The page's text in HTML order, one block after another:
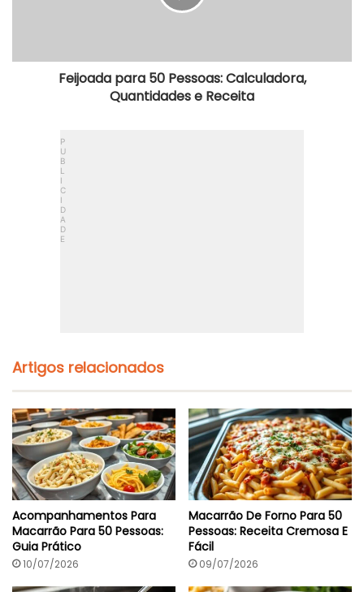
Feijoada para 50 Pessoas: Calculadora,
Quantidades e Receita
Artigos relacionados
Acompanhamentos Para
Macarrão Para 50 Pessoas:
Guia Prático
10/07/2026
Macarrão De Forno Para 50
Pessoas: Receita Cremosa E
Fácil
09/07/2026